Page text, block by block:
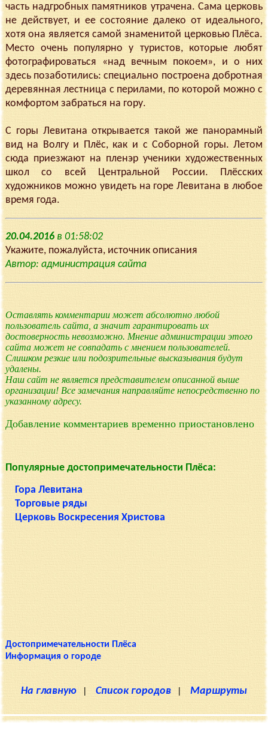
часть надгробных памятников утрачена. Сама церковь
не действует, и ее состояние далеко от идеального,
хотя она является самой знаменитой церковью Плёса.
Место очень популярно у туристов, которые любят
фотографироваться «над вечным покоем», и о них
здесь позаботились: специально построена добротная
деревянная лестница с перилами, по которой можно с
комфортом забраться на гору.
С горы Левитана открывается такой же панорамный
вид на Волгу и Плёс, как и с Соборной горы. Летом
сюда приезжают на пленэр ученики художественных
школ со всей Центральной России. Плёсских
художников можно увидеть на горе Левитана в любое
время года.
20.04.2016в 01:58:02
Укажите, пожалуйста, источник описания
Автор: администрация сайта
Оставлять комментарии может абсолютно любой
пользователь сайта, а значит гарантировать их
достоверность невозможно. Мнение администрации этого
сайта может не совпадать с мнением пользователей.
Слишком резкие или подозрительные высказывания будут
удалены.
Наш сайт не является представителем описанной выше
организации! Все замечания направляйте непосредственно по
указанному адресу.
Добавление комментариев временно приостановлено
Популярные достопримечательности Плёса:
Гора Левитана
Торговые ряды
Церковь Воскресения Христова
Достопримечательности Плёса
Информация о городе
На главную | Список городов | Маршруты